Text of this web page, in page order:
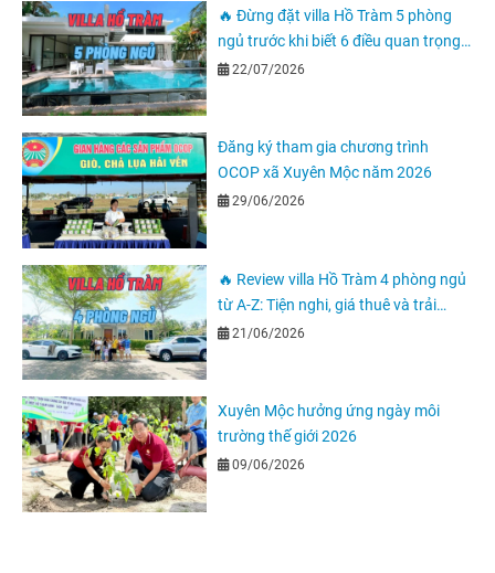
🔥 Đừng đặt villa Hồ Tràm 5 phòng
ngủ trước khi biết 6 điều quan trọng
này22/07/2026
Đăng ký tham gia chương trình
OCOP xã Xuyên Mộc năm 2026
29/06/2026
🔥 Review villa Hồ Tràm 4 phòng ngủ
từ A-Z: Tiện nghi, giá thuê và trải
nghiệm thực tế
21/06/2026
Xuyên Mộc hưởng ứng ngày môi
trường thế giới 2026
09/06/2026